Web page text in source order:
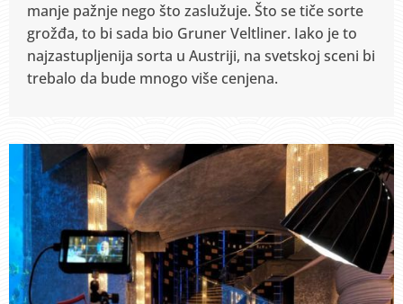
manje pažnje nego što zaslužuje. Što se tiče sorte
grožđa, to bi sada bio Gruner Veltliner. Iako je to
najzastupljenija sorta u Austriji, na svetskoj sceni bi
trebalo da bude mnogo više cenjena.